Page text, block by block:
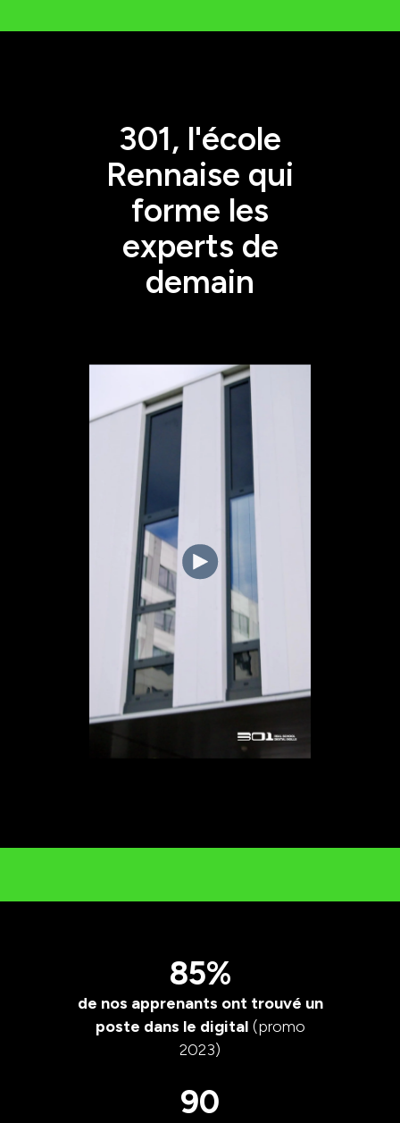
301, l'école
Rennaise qui
forme les
experts de
demain
85%
de nos apprenants ont trouvé un
poste dans le digital(promo
2023)
90